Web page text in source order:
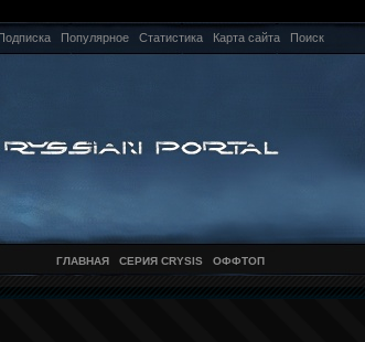
Популярное Статистика Карта сайта Поиск
ГЛАВНАЯ СЕРИЯ CRYSIS ОФФТОП